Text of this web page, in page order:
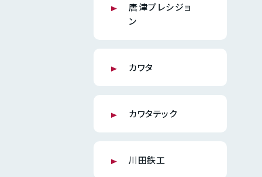
唐津プレシジョ
ン
カワタ
カワタテック
川田鉄工